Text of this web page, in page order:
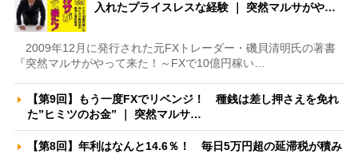
入れたプライスレスな経験 ｜ 突然マルサがや…
2009年12月に発行された元FXトレーダー・磯貝清明氏の著書
『突然マルサがやって来た！～FXで10億円稼い…
【第9回】もう一度FXでリベンジ！ 種銭は差し押さえを免れ
た”ヒミツのお金” ｜ 突然マルサ…
【第8回】年利はなんと14.6％！ 毎日5万円超の延滞税が積み